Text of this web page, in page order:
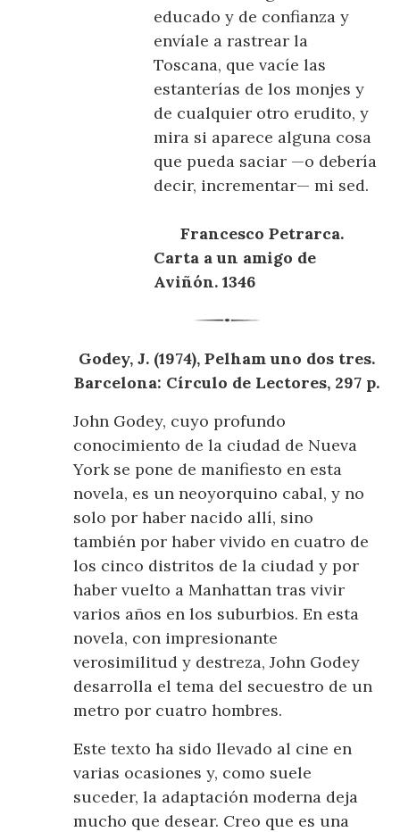
educado y de confianza y
envíale a rastrear la
Toscana, que vacíe las
estanterías de los monjes y
de cualquier otro erudito, y
mira si aparece alguna cosa
que pueda saciar —o debería
decir, incrementar— mi sed.
Francesco Petrarca.
Carta a un amigo de
Aviñón. 1346
Godey, J. (1974), Pelham uno dos tres.
Barcelona: Círculo de Lectores, 297 p.
John Godey, cuyo profundo
conocimiento de la ciudad de Nueva
York se pone de manifiesto en esta
novela, es un neoyorquino cabal, y no
solo por haber nacido allí, sino
también por haber vivido en cuatro de
los cinco distritos de la ciudad y por
haber vuelto a Manhattan tras vivir
varios años en los suburbios. En esta
novela, con impresionante
verosimilitud y destreza, John Godey
desarrolla el tema del secuestro de un
metro por cuatro hombres.
Este texto ha sido llevado al cine en
varias ocasiones y, como suele
suceder, la adaptación moderna deja
mucho que desear. Creo que es una